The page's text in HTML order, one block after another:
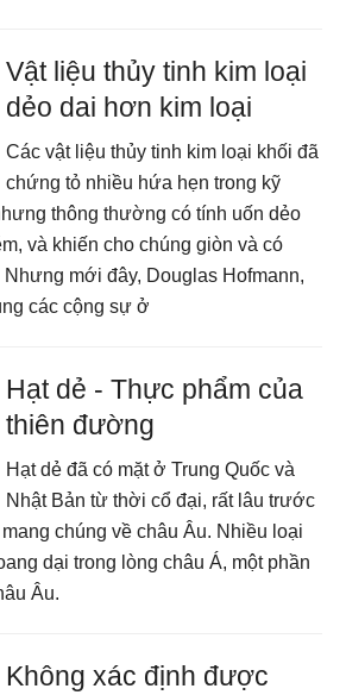
Vật liệu thủy tinh kim loại
dẻo dai hơn kim loại
Các vật liệu thủy tinh kim loại khối đã
chứng tỏ nhiều hứa hẹn trong kỹ
thông thường có tính uốn dẻo
và khiến cho chúng giòn và có
mới đây, Douglas Hofmann,
các cộng sự ở
Hạt dẻ - Thực phẩm của
thiên đường
Hạt dẻ đã có mặt ở Trung Quốc và
Nhật Bản từ thời cổ đại, rất lâu trước
chúng về châu Âu. Nhiều loại
dại trong lòng châu Á, một phần
Âu.
Không xác định được